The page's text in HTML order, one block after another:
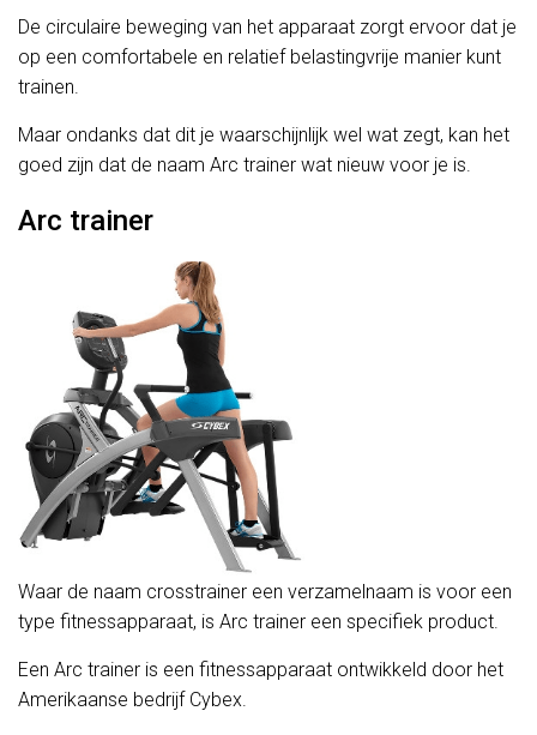
De circulaire beweging van het apparaat zorgt ervoor dat je
op een comfortabele en relatief belastingvrije manier kunt
trainen.
Maar ondanks dat dit je waarschijnlijk wel wat zegt, kan het
goed zijn dat de naam Arc trainer wat nieuw voor je is.
Arc trainer
Waar de naam crosstrainer een verzamelnaam is voor een
type fitnessapparaat, is Arc trainer een specifiek product.
Een Arc trainer is een fitnessapparaat ontwikkeld door het
Amerikaanse bedrijf Cybex.